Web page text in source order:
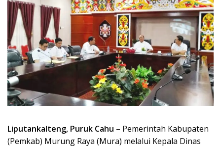
Liputankalteng, Puruk Cahu – Pemerintah Kabupaten
(Pemkab) Murung Raya (Mura) melalui Kepala Dinas